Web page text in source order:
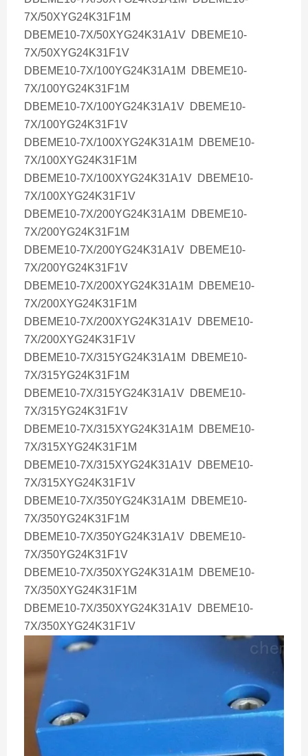
7X/50XYG24K31F1M
DBEME10-7X/50XYG24K31A1V DBEME10-
7X/50XYG24K31F1V
DBEME10-7X/100YG24K31A1M DBEME10-
7X/100YG24K31F1M
DBEME10-7X/100YG24K31A1V DBEME10-
7X/100YG24K31F1V
DBEME10-7X/100XYG24K31A1M DBEME10-
7X/100XYG24K31F1M
DBEME10-7X/100XYG24K31A1V DBEME10-
7X/100XYG24K31F1V
DBEME10-7X/200YG24K31A1M DBEME10-
7X/200YG24K31F1M
DBEME10-7X/200YG24K31A1V DBEME10-
7X/200YG24K31F1V
DBEME10-7X/200XYG24K31A1M DBEME10-
7X/200XYG24K31F1M
DBEME10-7X/200XYG24K31A1V DBEME10-
7X/200XYG24K31F1V
DBEME10-7X/315YG24K31A1M DBEME10-
7X/315YG24K31F1M
DBEME10-7X/315YG24K31A1V DBEME10-
7X/315YG24K31F1V
DBEME10-7X/315XYG24K31A1M DBEME10-
7X/315XYG24K31F1M
DBEME10-7X/315XYG24K31A1V DBEME10-
7X/315XYG24K31F1V
DBEME10-7X/350YG24K31A1M DBEME10-
7X/350YG24K31F1M
DBEME10-7X/350YG24K31A1V DBEME10-
7X/350YG24K31F1V
DBEME10-7X/350XYG24K31A1M DBEME10-
7X/350XYG24K31F1M
DBEME10-7X/350XYG24K31A1V DBEME10-
7X/350XYG24K31F1V